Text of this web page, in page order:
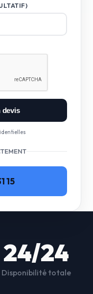
devis
15
24/24
Disponibilité totale